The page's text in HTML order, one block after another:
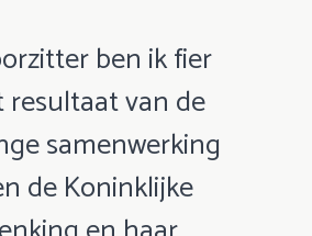
ben ik fier
resultaat van de
samenwerking
de Koninklijke